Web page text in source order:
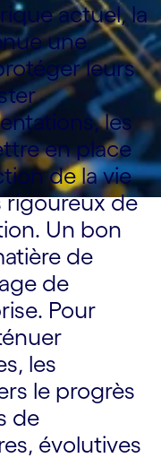
actuel, la
une
leurs
les
en place
de la vie
rigoureux de
Un bon
de
de
Pour
les
le progrès
de
évolutives